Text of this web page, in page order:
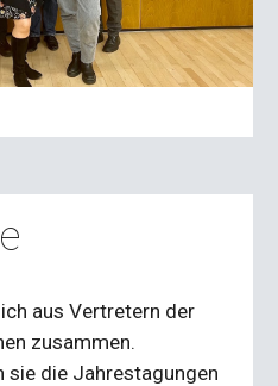
aus Vertretern der
zusammen.
sie die Jahrestagungen